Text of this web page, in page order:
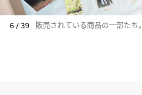
6 / 39 販売されている商品の一部たち。